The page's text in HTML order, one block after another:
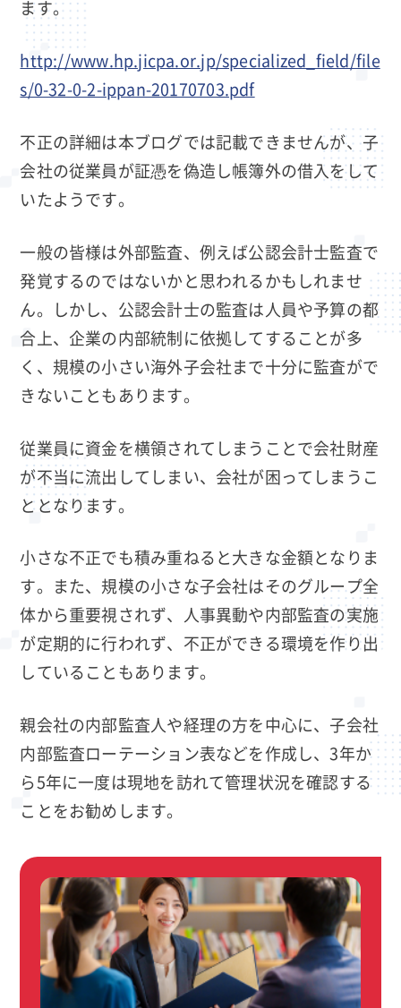
ます。
http://www.hp.jicpa.or.jp/specialized_field/file
s/0-32-0-2-ippan-20170703.pdf
不正の詳細は本ブログでは記載できませんが、子
会社の従業員が証憑を偽造し帳簿外の借入をして
いたようです。
一般の皆様は外部監査、例えば公認会計士監査で
発覚するのではないかと思われるかもしれませ
ん。しかし、公認会計士の監査は人員や予算の都
合上、企業の内部統制に依拠してすることが多
く、規模の小さい海外子会社まで十分に監査がで
きないこともあります。
従業員に資金を横領されてしまうことで会社財産
が不当に流出してしまい、会社が困ってしまうこ
ととなります。
小さな不正でも積み重ねると大きな金額となりま
す。また、規模の小さな子会社はそのグループ全
体から重要視されず、人事異動や内部監査の実施
が定期的に行われず、不正ができる環境を作り出
していることもあります。
親会社の内部監査人や経理の方を中心に、子会社
内部監査ローテーション表などを作成し、3年か
ら5年に一度は現地を訪れて管理状況を確認する
ことをお勧めします。